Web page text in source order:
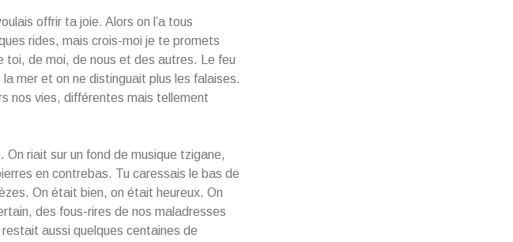
offrir ta joie. Alors on l’a tous
rides, mais crois-moi je te promets
toi, de moi, de nous et des autres. Le feu
mer et on ne distinguait plus les falaises.
nos vies, différentes mais tellement
riait sur un fond de musique tzigane,
en contrebas. Tu caressais le bas de
On était bien, on était heureux. On
des fous-rires de nos maladresses
aussi quelques centaines de